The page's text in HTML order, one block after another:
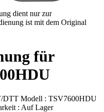
dient nur zur
ist mit dem Original
für
DTT Modell : TSV7600HDU
: Auf Lager